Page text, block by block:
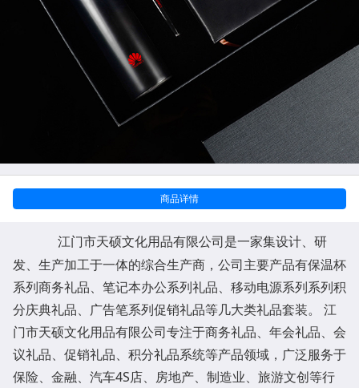
商品详情
江门市天硕文化用品有限公司是一家集设计、研
发、生产加工于一体的综合生产商，公司主要产品有保温杯
系列商务礼品、笔记本办公系列礼品、移动电源系列系列积
分庆典礼品、广告笔系列促销礼品等几大类礼品套装。 江
门市天硕文化用品有限公司专注于商务礼品、年会礼品、会
议礼品、促销礼品、积分礼品系统等产品领域，广泛服务于
保险、金融、汽车4S店、房地产、制造业、旅游文创等行